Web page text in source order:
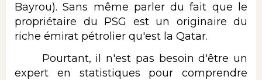
Bayrou). Sans même parler du fait que le
propriétaire du PSG est un originaire du
riche émirat pétrolier qu'est la Qatar.
Pourtant, il n'est pas besoin d'être un
expert en statistiques pour comprendre